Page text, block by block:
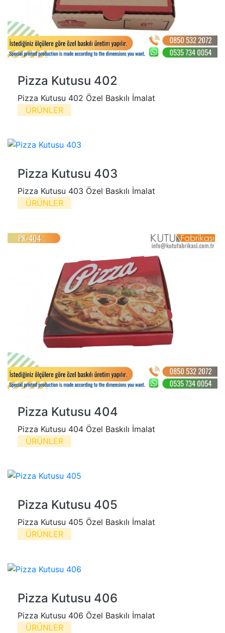
Pizza Kutusu 402
Pizza Kutusu 402 Özel Baskılı İmalat
ÜRÜNLER
Pizza Kutusu 403
Pizza Kutusu 403 Özel Baskılı İmalat
ÜRÜNLER
Pizza Kutusu 404
Pizza Kutusu 404 Özel Baskılı İmalat
ÜRÜNLER
Pizza Kutusu 405
Pizza Kutusu 405 Özel Baskılı İmalat
ÜRÜNLER
Pizza Kutusu 406
Pizza Kutusu 406 Özel Baskılı İmalat
ÜRÜNLER